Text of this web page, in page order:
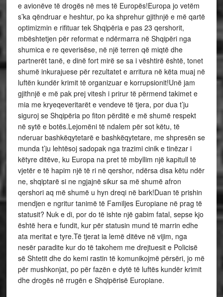
e avionëve të drogës në mes të Europës!Europa jo vetëm
s’ka qëndruar e heshtur, po ka shprehur gjithnjë e më qartë
optimizmin e rifituar tek Shqipëria e pas 23 qershorit,
mbështetjen për reformat e ndërmarra në Shqipëri nga
shumica e re qeverisëse, në një terren që miqtë dhe
partnerët tanë, e dinë fort mirë se sa i vështirë është, tonet
shumë inkurajuese për rezultatet e arritura në këta muaj në
luftën kundër krimit të organizuar e korrupsionit!Unë jam
gjithnjë e më pak prej vitesh i prirur të përmend takimet e
mia me kryeqeveritarët e vendeve të tjera, por dua t’ju
siguroj se Shqipëria po fiton përditë e më shumë respekt
në sytë e botës.Lejomëni të ndalem për sot këtu, të
nderuar bashkëqytetarë e bashkëqytetare, me shpresën se
munda t’ju lehtësoj sadopak nga trazimi cinik e tinëzar i
këtyre ditëve, ku Europa na pret të mbyllim një kapitull të
vjetër e të hapim një të ri në qershor, ndërsa disa këtu ndër
ne, shqiptarë si ne ngjajnë sikur sa më shumë afron
qershori aq më shumë u hyn dreqi në bark!Duan të prishin
mendjen e ngritur tanimë të Familjes Europiane në prag të
statusit? Nuk e di, por do të ishte një gabim fatal, sepse kjo
është hera e fundit, kur për statusin mund të marrin edhe
ata meritat e tyre.Të tjerat ia lemë ditëve në vijim, nga
nesër paradite kur do të takohem me drejtuesit e Policisë
së Shtetit dhe do kemi rastin të komunikojmë përsëri, jo më
për mushkonjat, po për fazën e dytë të luftës kundër krimit
dhe drogës në rrugën e Shqipërisë Europiane.